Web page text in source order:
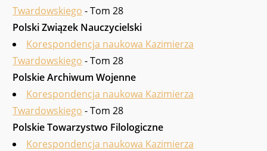
Twardowskiego - Tom 28
Polski Związek Nauczycielski
Korespondencja naukowa Kazimierza
Twardowskiego - Tom 28
Polskie Archiwum Wo­jenne
Korespondencja naukowa Kazimierza
Twardowskiego - Tom 28
Polskie Towa­rzystwo Filologiczne
Korespondencja naukowa Kazimierza